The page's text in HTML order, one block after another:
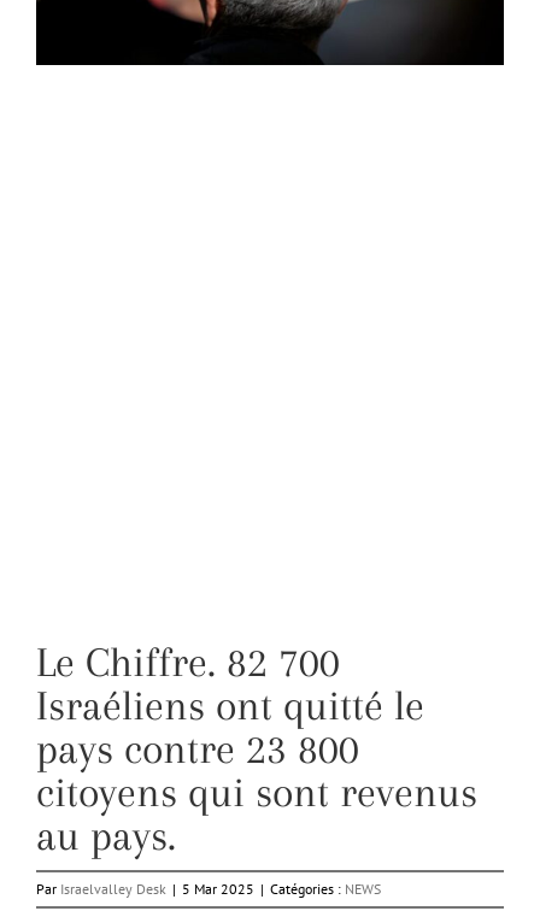
Le Chiffre. 82 700
Israéliens ont quitté le
pays contre 23 800
citoyens qui sont revenus
au pays.
Par Israelvalley Desk | 5 Mar 2025 | Catégories : NEWS